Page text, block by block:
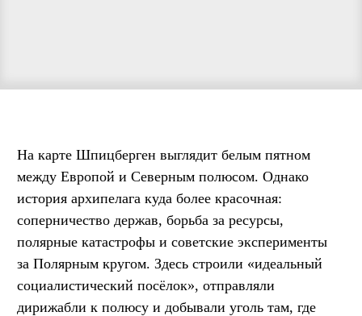
На карте Шпицберген выглядит белым пятном
между Европой и Северным полюсом. Однако
история архипелага куда более красочная:
соперничество держав, борьба за ресурсы,
полярные катастрофы и советские эксперименты
за Полярным кругом. Здесь строили «идеальный
социалистический посёлок», отправляли
дирижабли к полюсу и добывали уголь там, где